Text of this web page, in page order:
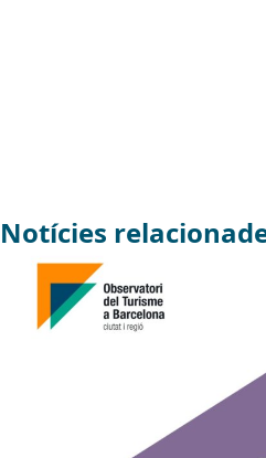
Notícies